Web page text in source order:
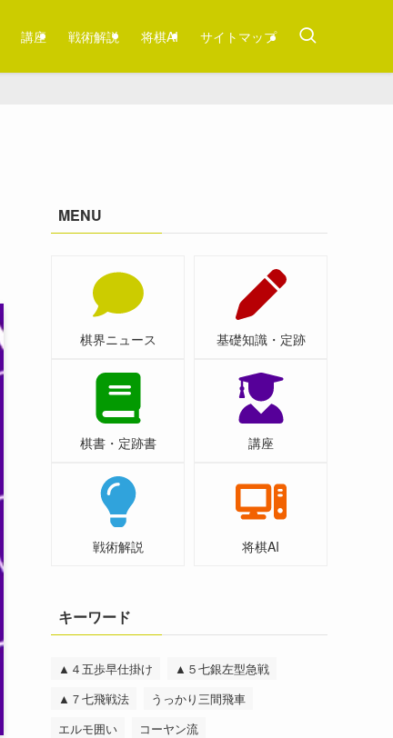
講座 戦術解説 将棋AI サイトマップ
MENU
棋界ニュース 基礎知識・定跡
棋書・定跡書 講座
戦術解説 将棋AI
キーワード
▲４五歩早仕掛け
▲５七銀左型急戦
▲７七飛戦法
うっかり三間飛車
エルモ囲い
コーヤン流